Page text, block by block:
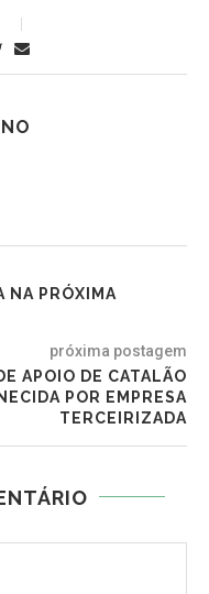
NA PRÓXIMA
próxima postagem
APOIO DE CATALÃO
POR EMPRESA
TERCEIRIZADA